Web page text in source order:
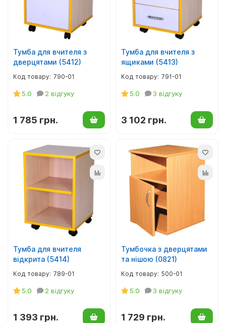
М'який інвентар, текстиль
Декор для фотозон
Дитяча постільна білизна
Аксесуари до одягу
Хрестильні набори
Одяг для патріотичних гуртків
Тумба для вчителя з
дверцятами (5412)
790-01
5.0 2 відгуку
1 785 грн.
Тумба для вчителя з
ящиками (5413)
791-01
5.0 3 відгуку
3 102 грн.
Тумба для вчителя
відкрита (5414)
789-01
5.0 2 відгуку
1 393 грн.
Тумбочка з дверцятами
та нішою (0821)
500-01
5.0 3 відгуку
1 729 грн.